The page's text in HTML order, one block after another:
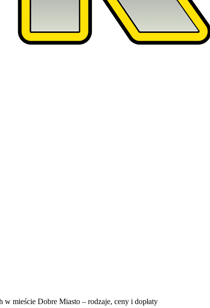
w mieście Dobre Miasto – rodzaje, ceny i dopłaty